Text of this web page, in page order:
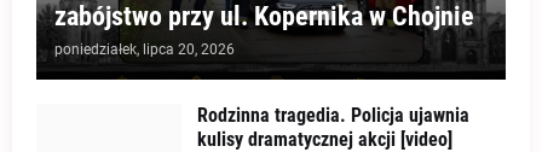
zabójstwo przy ul. Kopernika w Chojnie
poniedziałek, lipca 20, 2026
Rodzinna tragedia. Policja ujawnia
kulisy dramatycznej akcji [video]